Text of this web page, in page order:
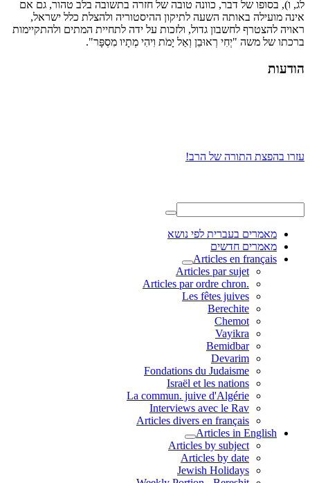
לג, ו), בסופו של דבר, כוונה טובה של חזרה בתשובה בלב טהור, גם אם
אינה מועילה באותה השעה לתיקון ההיסטוריה ולהצלת כלל ישראל,
ראויה להצטרף לחשבון גדול, ולזכות על ידה לתחיית המתים ולהתקיימות
ברכתו של משה "יְחִי רְאוּבֵן וְאַל יָמֹת וִיהִי מְתָיו מִסְפָּר".
הודעות
עזרו בהפצת התורה של הרב!
מאמרים בעברית לפי נושא
מאמרים חדשים
Articles en français
Articles par sujet
.Articles par ordre chron
Les fêtes juives
Berechite
Chemot
Vayikra
Bemidbar
Devarim
Fondations du Judaisme
Israël et les nations
La commun. juive d'Algérie
Interviews avec le Rav
Articles divers en français
Articles in English
Articles by subject
Articles by date
Jewish Holidays